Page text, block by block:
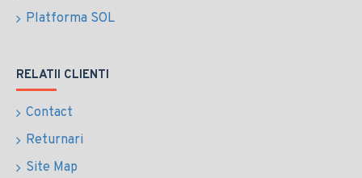
Platforma SOL
RELATII CLIENTI
Contact
Returnari
Site Map